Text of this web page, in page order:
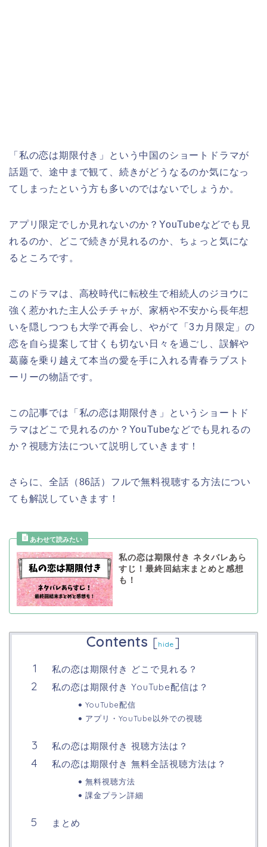
「私の恋は期限付き」
という中国のショートドラマが
話題で、途中まで観て、続きがどうなるのか気になっ
てしまったという方も多いのではないでしょうか。
アプリ限定でしか見れないのか？YouTubeなどでも見
れるのか、どこで続きが見れるのか、ちょっと気にな
るところです。
このドラマは、高校時代に転校生で相続人のジヨウに
強く惹かれた主人公チチャが、家柄や不安から長年想
いを隠しつつも大学で再会し、やがて「3カ月限定」の
恋を自ら提案して甘くも切ない日々を過ごし、誤解や
葛藤を乗り越えて本当の愛を手に入れる青春ラブスト
ーリーの物語です。
この記事では 「私の恋は期限付き」
というショートド
ラマはどこで見れるのか？YouTubeなどでも見れるの
か？視聴方法について説明していきます！
さらに、全話（86話）フルで無料視聴する方法につい
ても解説していきます！
私の恋は期限付き ネタバレあら
すじ！最終回結末まとめと感想
も！
Contents [hide ]
私の恋は期限付き どこで見れる？
私の恋は期限付き YouTube配信は？
YouTube配信
アプリ・YouTube以外での視聴
私の恋は期限付き 視聴方法は？
私の恋は期限付き 無料全話視聴方法は？
無料視聴方法
課金プラン詳細
まとめ